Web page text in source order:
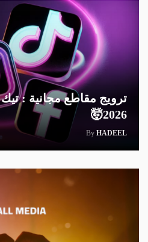
ترويج مقاطع مجانية :
2026🤯
By HADEEL